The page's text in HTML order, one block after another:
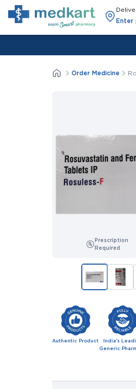
Enter
Order Medicine
Prescription
Required
Authentic Product
India's
Generic